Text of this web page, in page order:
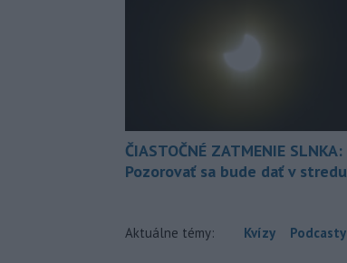
ČIASTOČNÉ ZATMENIE SLNKA:
Pozorovať sa bude dať v stredu
Aktuálne témy: Kvízy Podcasty